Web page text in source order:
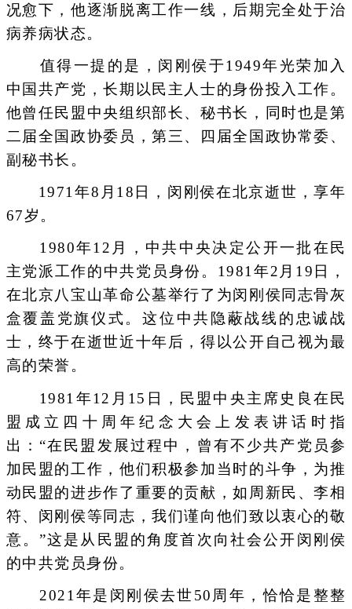
况愈下，他逐渐脱离工作一线，后期完全处于治
病养病状态。
值得一提的是，闵刚侯于1949年光荣加入
中国共产党，长期以民主人士的身份投入工作。
他曾任民盟中央组织部长、秘书长，同时也是第
二届全国政协委员，第三、四届全国政协常委、
副秘书长。
1971年8月18日，闵刚侯在北京逝世，享年
67岁。
1980年12月，中共中央决定公开一批在民
主党派工作的中共党员身份。1981年2月19日，
在北京八宝山革命公墓举行了为闵刚侯同志骨灰
盒覆盖党旗仪式。这位中共隐蔽战线的忠诚战
士，终于在逝世近十年后，得以公开自己视为最
高的荣誉。
1981年12月15日，民盟中央主席史良在民
盟成立四十周年纪念大会上发表讲话时指
出：“在民盟发展过程中，曾有不少共产党员参
加民盟的工作，他们积极参加当时的斗争，为推
动民盟的进步作了重要的贡献，如周新民、李相
符、闵刚侯等同志，我们谨向他们致以衷心的敬
意。”这是从民盟的角度首次向社会公开闵刚侯
的中共党员身份。
2021年是闵刚侯去世50周年，恰恰是整整